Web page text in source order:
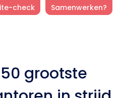
check Samenwerken?
grootste